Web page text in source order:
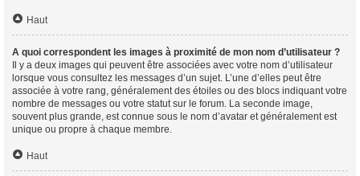
Haut
A quoi correspondent les images à proximité de mon nom d’utilisateur ?
Il y a deux images qui peuvent être associées avec votre nom d’utilisateur
lorsque vous consultez les messages d’un sujet. L’une d’elles peut être
associée à votre rang, généralement des étoiles ou des blocs indiquant votre
nombre de messages ou votre statut sur le forum. La seconde image,
souvent plus grande, est connue sous le nom d’avatar et généralement est
unique ou propre à chaque membre.
Haut